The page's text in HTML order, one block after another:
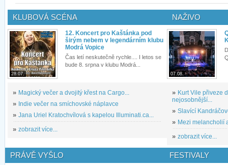
KLUBOVÁ SCÉNA
28.07.
12. Koncert pro Kaštánka pod
širým nebem v legendárním klubu
Modrá Vopice
Čas letí neskutečně rychle.... I letos se
bude 8. srpna v klubu Modrá...
» Magický večer a dvojitý křest na Cargo...
» Indie večer na smíchovské náplavce
» Jana Uriel Kratochvílová s kapelou Illuminati.ca...
» zobrazit více...
NAŽIVO
07.08.
» Kurt Vile přiveze
nejosobnější...
» Slavící
» Mezi melancholií
» zobrazit více...
PRÁVĚ VYŠLO FESTIVALY